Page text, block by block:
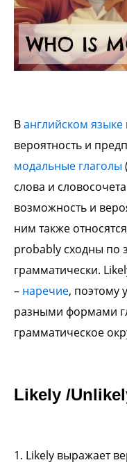
Ванглийском языке
вероятность и
модальные глаголы
слова и
возможность и
ним также
probably сходны по
грамматически.
– наречие, поэтому
разными формами
грамматическое
Likely /
1. Likely выражает